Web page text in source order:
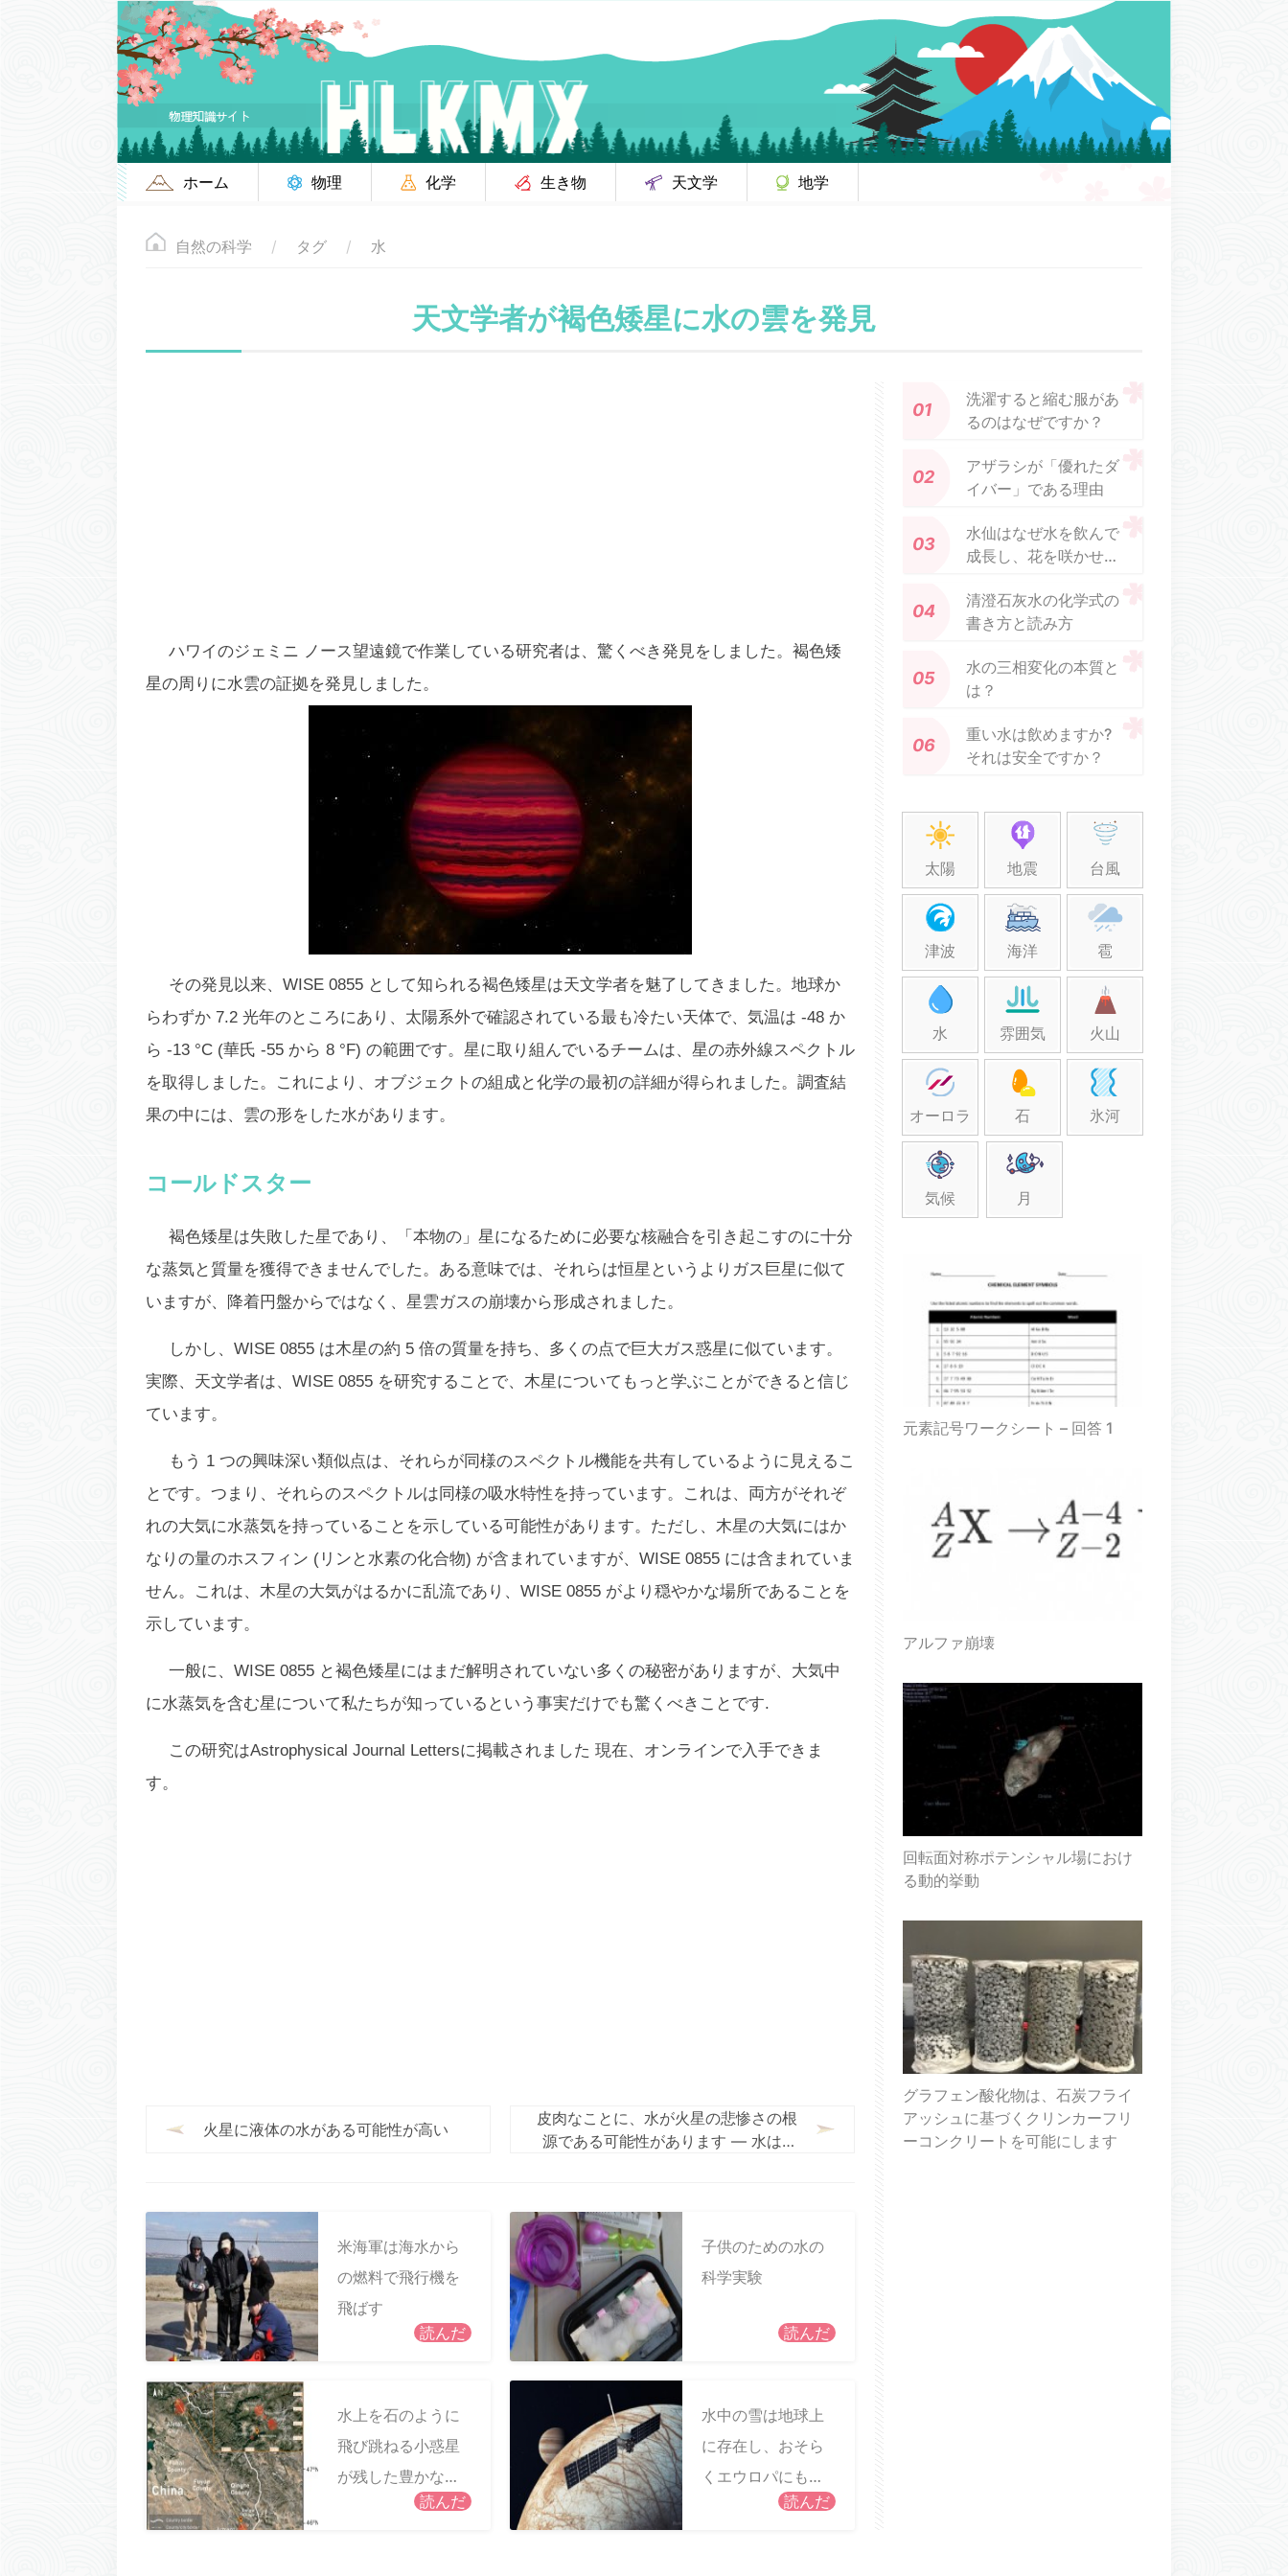
ホーム 物理 化学 生き物 天文学 地学
自然の科学 タグ 水
天文学者が褐色矮星に水の雲を発見
ハワイのジェミニ ノース望遠鏡で作業している研究者は、驚くべき発見をしました。褐色矮
星の周りに水雲の証拠を発見しました。
その発見以来、WISE 0855 として知られる褐色矮星は天文学者を魅了してきました。地球か
らわずか 7.2 光年のところにあり、太陽系外で確認されている最も冷たい天体で、気温は -48 か
ら -13 °C (華氏 -55 から 8 °F) の範囲です。星に取り組んでいるチームは、星の赤外線スペクトル
を取得しました。これにより、オブジェクトの組成と化学の最初の詳細が得られました。調査結
果の中には、雲の形をした水があります。
コールドスター
褐色矮星は失敗した星であり、「本物の」星になるために必要な核融合を引き起こすのに十分
な蒸気と質量を獲得できませんでした。ある意味では、それらは恒星というよりガス巨星に似て
いますが、降着円盤からではなく、星雲ガスの崩壊から形成されました。
しかし、WISE 0855 は木星の約 5 倍の質量を持ち、多くの点で巨大ガス惑星に似ています。
実際、天文学者は、WISE 0855 を研究することで、木星についてもっと学ぶことができると信じ
ています。
もう 1 つの興味深い類似点は、それらが同様のスペクトル機能を共有しているように見えるこ
とです。つまり、それらのスペクトルは同様の吸水特性を持っています。これは、両方がそれぞ
れの大気に水蒸気を持っていることを示している可能性があります。ただし、木星の大気にはか
なりの量のホスフィン (リンと水素の化合物) が含まれていますが、WISE 0855 には含まれていま
せん。これは、木星の大気がはるかに乱流であり、WISE 0855 がより穏やかな場所であることを
示しています。
一般に、WISE 0855 と褐色矮星にはまだ解明されていない多くの秘密がありますが、大気中
に水蒸気を含む星について私たちが知っているという事実だけでも驚くべきことです.
この研究はAstrophysical Journal Lettersに掲載されました 現在、オンラインで入手できま
す。
火星に液体の水がある可能性が高い
皮肉なことに、水が火星の悲惨さの根
源である可能性があります — 水はそ
米海軍は海水から
の燃料で飛行機を
飛ばす
読んだ
子供のための水の
科学実験
読んだ
水上を石のように
飛び跳ねる小惑星
が残した豊かな遺
読んだ
水中の雪は地球上
に存在し、おそら
くエウロパにも存
読んだ
洗濯すると縮む服があ
るのはなぜですか？
アザラシが「優れたダ
イバー」である理由
水仙はなぜ水を飲んで
成長し、花を咲かせる
清澄石灰水の化学式の
書き方と読み方
水の三相変化の本質と
は？
重い水は飲めますか?
それは安全ですか？
太陽 地震 台風
津波 海洋 雹
水 雰囲気 火山
オーロラ 石 氷河
気候 月
元素記号ワークシート – 回答 1
アルファ崩壊
回転面対称ポテンシャル場におけ
る動的挙動
グラフェン酸化物は、石炭フライ
アッシュに基づくクリンカーフリ
ーコンクリートを可能にします